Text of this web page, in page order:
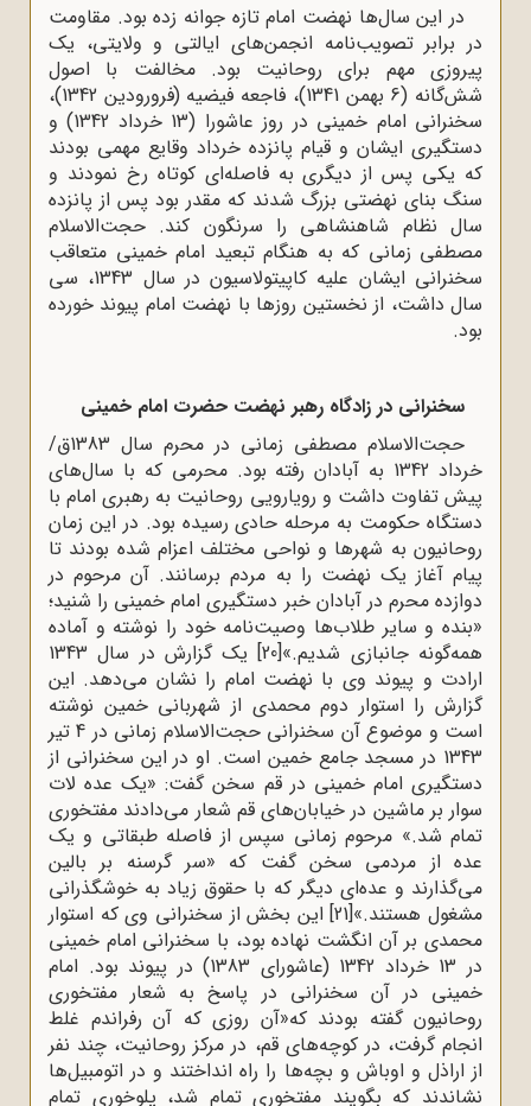
در این سال‌ها نهضت امام تازه جوانه زده بود. مقاومت
در برابر تصویب‌نامه انجمن‌های ایالتی و ولایتی، یک
پیروزی مهم برای روحانیت بود. مخالفت با اصول
شش‌گانه (6 بهمن 1341)، فاجعه فیضیه (فرورودین 1342)،
سخنرانی امام خمینی در روز عاشورا (13 خرداد 1342) و
دستگیری ایشان و قیام پانزده خرداد وقایع مهمی بودند
که یکی پس از دیگری به فاصله‌ای کوتاه رخ نمودند و
سنگ بنای نهضتی بزرگ شدند که مقدر بود پس از پانزده
سال نظام شاهنشاهی را سرنگون کند. حجت‌الاسلام
مصطفی زمانی که به هنگام تبعید امام خمینی متعاقب
سخنرانی ایشان علیه کاپیتولاسیون در سال 1343، سی
سال داشت، از نخستین روزها با نهضت امام پیوند خورده
بود.
سخنرانی در زادگاه رهبر نهضت حضرت امام خمینی
حجت‌الاسلام مصطفی زمانی در محرم سال 1383ق/
خرداد 1342 به آبادان رفته بود. محرمی که با سال‌های
پیش تفاوت داشت و رویارویی روحانیت به رهبری امام با
دستگاه حکومت به مرحله حادی رسیده بود. در این زمان
روحانیون به شهرها و نواحی مختلف اعزام شده بودند تا
پیام آغاز یک نهضت را به مردم برسانند. آن مرحوم در
دوازده محرم در آبادان خبر دستگیری امام خمینی را شنید؛
«بنده و سایر طلاب‌ها وصیت‌نامه خود را نوشته و آماده
همه‌گونه جانبازی شدیم.»[20]
یک گزارش در سال 1343
ارادت و پیوند وی با نهضت امام را نشان می‌دهد. این
گزارش را استوار دوم محمدی از شهربانی خمین نوشته
است و موضوع آن سخنرانی حجت‌الاسلام زمانی در 4 تیر
1343 در مسجد جامع خمین است. او در این سخنرانی از
دستگیری امام خمینی در قم سخن گفت: «یک عده لات
سوار بر ماشین در خیابان‌های قم شعار می‌دادند مفتخوری
تمام شد.» مرحوم زمانی سپس از فاصله طبقاتی و یک
عده از مردمی سخن گفت که «سر گرسنه بر بالین
می‌گذارند و عده‌ای دیگر که با حقوق زیاد به خوشگذرانی
مشغول هستند.»[21]
این بخش از سخنرانی وی که استوار
محمدی بر آن انگشت نهاده بود، با سخنرانی امام خمینی
در 13 خرداد 1342 (عاشورای 1383) در پیوند بود. امام
خمینی در آن سخنرانی در پاسخ به شعار مفتخوری
روحانیون گفته بودند که«آن روزی که آن رفراندم غلط
انجام گرفت، در کوچه‌های قم، در مرکز روحانیت، چند نفر
از اراذل و اوباش و بچه‌ها را راه انداختند و در اتومبیل‌ها
نشاندند که بگویند مفتخوری تمام شد، پلوخوری تمام